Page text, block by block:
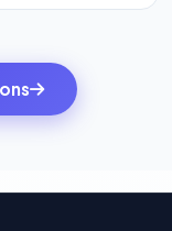
en
données ni
jamais
directement et